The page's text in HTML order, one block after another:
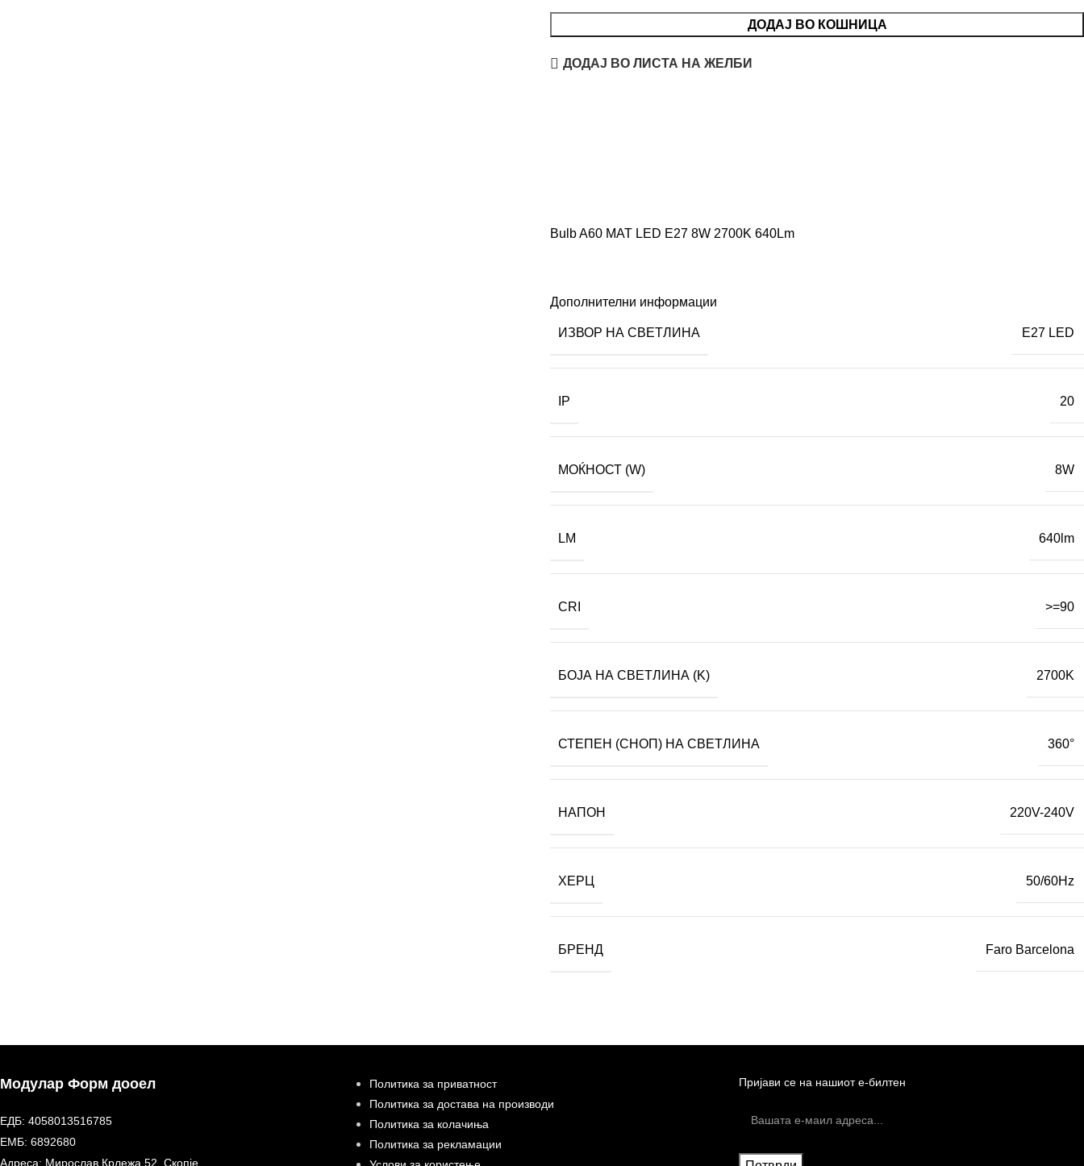
ДОДАЈ ВО КОШНИЦА
ДОДАЈ ВО ЛИСТА НА ЖЕЛБИ
Bulb A60 MAT LED E27 8W 2700K 640Lm
Дополнителни информации
ИЗВОР НА СВЕТЛИНА E27 LED
IP 20
МОЌНОСТ (W) 8W
LM 640lm
CRI >=90
БОЈА НА СВЕТЛИНА (K) 2700K
СТЕПЕН (СНОП) НА СВЕТЛИНА 360°
НАПОН 220V-240V
ХЕРЦ 50/60Hz
БРЕНД Faro Barcelona
Модулар Форм дооел
ЕДБ: 4058013516785
ЕМБ: 6892680
Адреса: Мирослав Крлежа 52, Скопје
Политика за приватност
Политика за достава на производи
Политика за колачиња
Политика за рекламации
Пријави се на нашиот е-билтен